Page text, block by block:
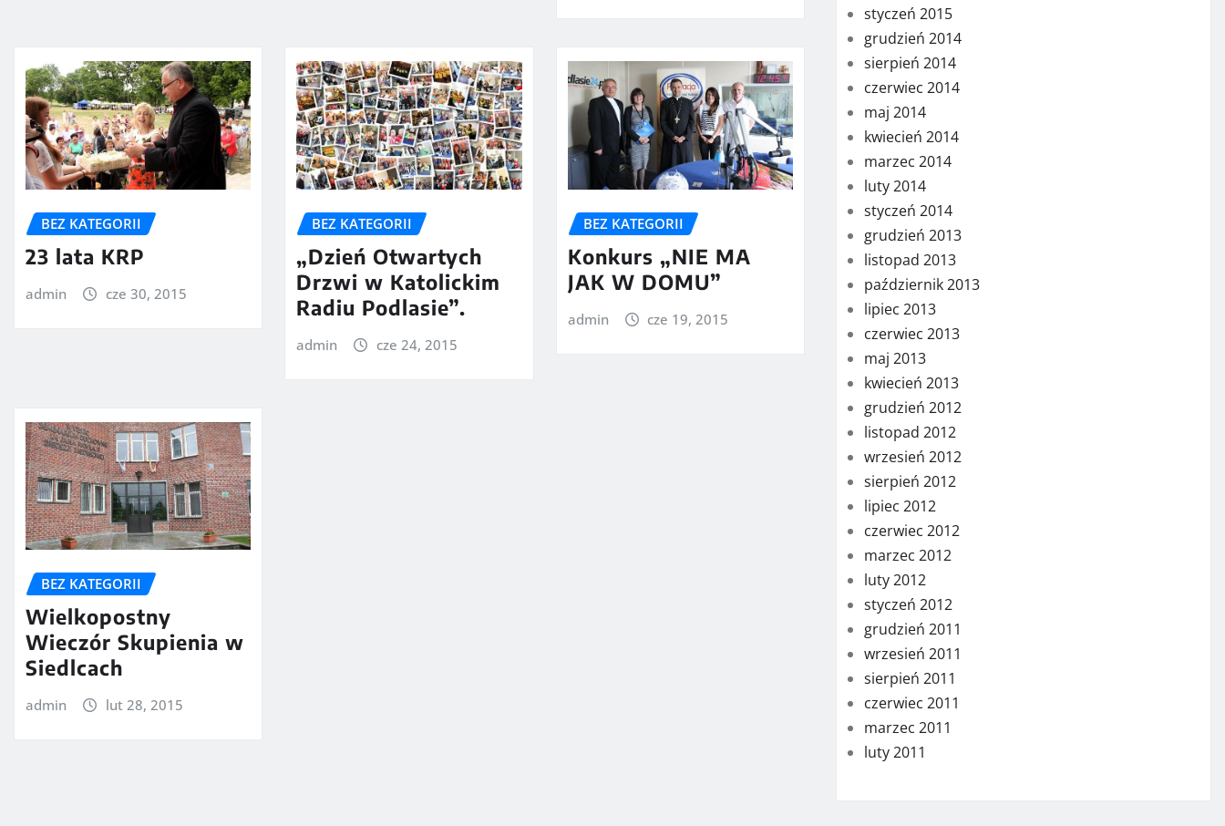
BEZ KATEGORII
23 lata KRP
admin cze 30, 2015
BEZ KATEGORII
„Dzień Otwartych
Drzwi w Katolickim
Radiu Podlasie”.
admin cze 24, 2015
BEZ KATEGORII
Konkurs „NIE MA
JAK W DOMU”
admin cze 19, 2015
BEZ KATEGORII
Wielkopostny
Wieczór Skupienia w
Siedlcach
admin lut 28, 2015
styczeń 2015
grudzień 2014
sierpień 2014
czerwiec 2014
maj 2014
kwiecień 2014
marzec 2014
luty 2014
styczeń 2014
grudzień 2013
listopad 2013
październik 2013
lipiec 2013
czerwiec 2013
maj 2013
kwiecień 2013
grudzień 2012
listopad 2012
wrzesień 2012
sierpień 2012
lipiec 2012
czerwiec 2012
marzec 2012
luty 2012
styczeń 2012
grudzień 2011
wrzesień 2011
sierpień 2011
czerwiec 2011
marzec 2011
luty 2011